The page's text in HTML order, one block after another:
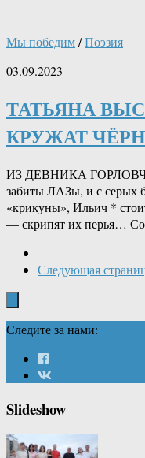
Мы победим/Поэзия
03.09.2023
ТАТЬЯНА
КРУЖАТ
ИЗ ДЕВНИКА
забиты ЛАЗы, и с серых
«крикуны», Ильич *
— скрипят их перья…
Следующая
Следите за нами:
Slideshow